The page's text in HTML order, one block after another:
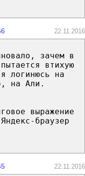
22.11.2016
зачем в
втихую
логинюсь на
на Али.
выражение
браузер
22.11.2016